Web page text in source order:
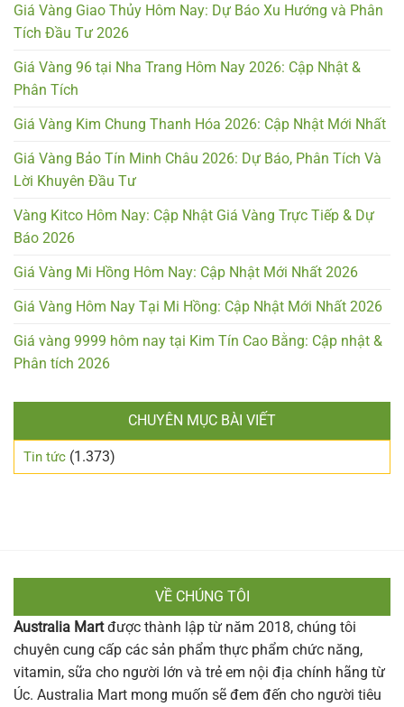
Giá Vàng Giao Thủy Hôm Nay: Dự Báo Xu Hướng và Phân
Tích Đầu Tư 2026
Giá Vàng 96 tại Nha Trang Hôm Nay 2026: Cập Nhật &
Phân Tích
Giá Vàng Kim Chung Thanh Hóa 2026: Cập Nhật Mới Nhất
Giá Vàng Bảo Tín Minh Châu 2026: Dự Báo, Phân Tích Và
Lời Khuyên Đầu Tư
Vàng Kitco Hôm Nay: Cập Nhật Giá Vàng Trực Tiếp & Dự
Báo 2026
Giá Vàng Mi Hồng Hôm Nay: Cập Nhật Mới Nhất 2026
Giá Vàng Hôm Nay Tại Mi Hồng: Cập Nhật Mới Nhất 2026
Giá vàng 9999 hôm nay tại Kim Tín Cao Bằng: Cập nhật &
Phân tích 2026
CHUYÊN MỤC BÀI VIẾT
Tin tức (1.373)
VỀ CHÚNG TÔI
Australia Martđược thành lập từ năm 2018, chúng tôi
chuyên cung cấp các sản phẩm thực phẩm chức năng,
vitamin, sữa cho người lớn và trẻ em nội địa chính hãng từ
Úc. Australia Mart mong muốn sẽ đem đến cho người tiêu